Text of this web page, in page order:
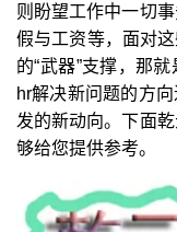
则盼望工作中一切
假与工资等，面对
的“武器”支撑，那
hr解决新问题的方
发的新动向。下面
够给您提供参考。